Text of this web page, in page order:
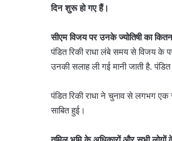
दिन शुरू हो गए हैं।
सीएम विजय पर उनके ज्योतिषी का
पंडित रिकी राधा लंबे समय से विजय के
उनकी सलाह ली गई मानी जाती है.
पंडित रिकी राधा ने चुनाव से लगभग एक
साबित हुई।